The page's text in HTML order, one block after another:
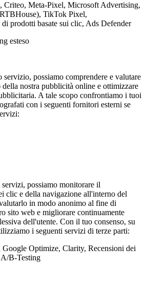
Criteo, Meta-Pixel, Microsoft Advertising,
TikTok Pixel,
prodotti basate sui clic, Ads Defender
esteso
servizio, possiamo comprendere e valutare
della nostra pubblicità online e ottimizzare
A tale scopo confrontiamo i tuoi
con i seguenti fornitori esterni se
possiamo monitorare il
clic e della navigazione all'interno del
in modo anonimo al fine di
sito web e migliorare continuamente
dell'utente. Con il tuo consenso, su
i seguenti servizi di terze parti:
Optimize, Clarity, Recensioni dei
B-Testing